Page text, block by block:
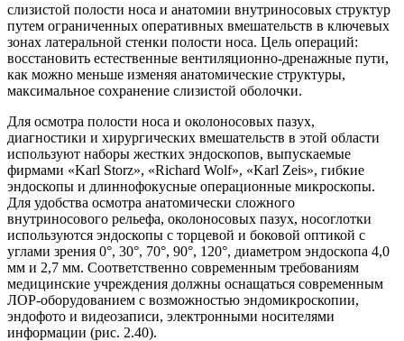
слизистой полости носа и анатомии внутриносовых структур
путем ограниченных оперативных вмешательств в ключевых
зонах латеральной стенки полости носа. Цель операций:
восстановить естественные вентиляционно-дренажные пути,
как можно меньше изменяя анатомические структуры,
максимальное сохранение слизистой оболочки.
Для осмотра полости носа и околоносовых пазух,
диагностики и хирургических вмешательств в этой области
используют наборы жестких эндоскопов, выпускаемые
фирмами «Karl Storz», «Richard Wolf», «Karl Zeis», гибкие
эндоскопы и длиннофокусные операционные микроскопы.
Для удобства осмотра анатомически сложного
внутриносового рельефа, околоносовых пазух, носоглотки
используются эндоскопы с торцевой и боковой оптикой с
углами зрения 0°, 30°, 70°, 90°, 120°, диаметром эндоскопа 4,0
мм и 2,7 мм. Соответственно современным требованиям
медицинские учреждения должны оснащаться современным
ЛОР-оборудованием с возможностью эндомикроскопии,
эндофото и видеозаписи, электронными носителями
информации (рис. 2.40).